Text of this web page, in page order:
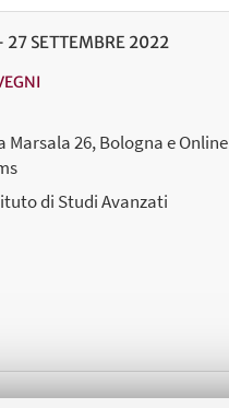
27 SETTEMBRE 2022
Marsala 26, Bologna e Online
di Studi Avanzati